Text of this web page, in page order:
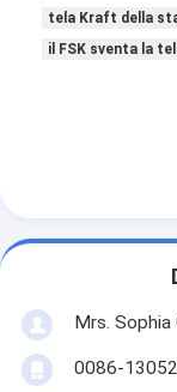
Prodotti
tela Kraft della
il FSK sventa la
Mrs. Sophia
0086-